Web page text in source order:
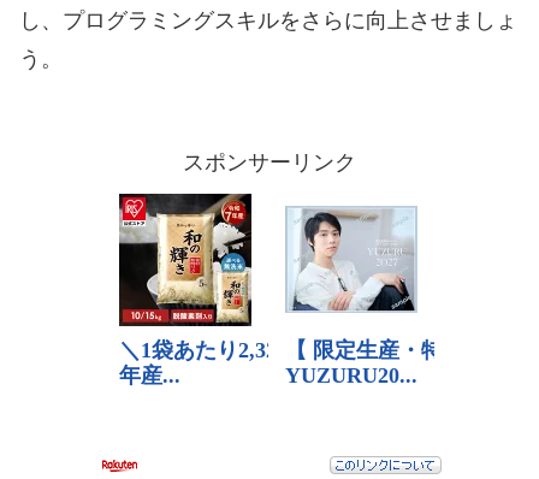
し、プログラミングスキルをさらに向上させましょ
う。
スポンサーリンク